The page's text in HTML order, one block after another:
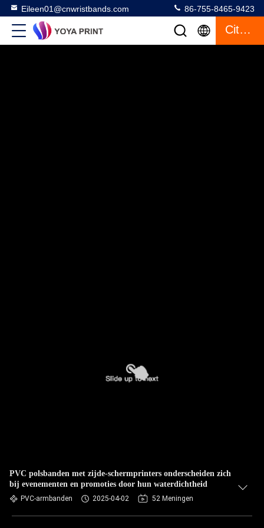
Eileen01@cnwristbands.com 86-755-8465-9423
Citaat
PVC polsbanden met zijde-schermprinters onderscheiden zich
bij evenementen en promoties door hun waterdichtheid
PVC-armbanden 2025-04-02 52 Meningen